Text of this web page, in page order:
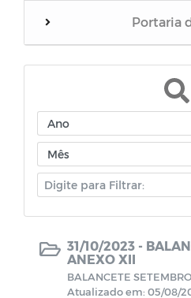
Portaria
RREO
Folha
Folha
31/10/2023 -
ANEXO XII
BALANCETE
Atualizado em: 05/08/